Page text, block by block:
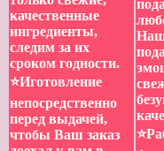
качественные
ингредиенты,
следим за их
сроком годности.
⭐️Иготовление
непосредственно
перед выдачей,
чтобы Ваш заказ